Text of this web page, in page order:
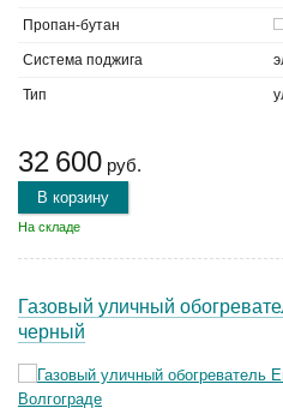
Пропан-бутан
Система поджига
Тип
32 600 руб.
В корзину
На складе
Газовый уличный
черный